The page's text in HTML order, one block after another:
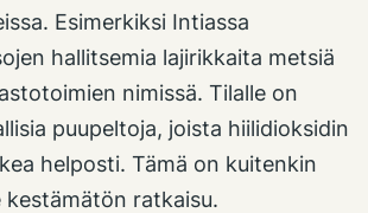
Esimerkiksi Intiassa
hallitsemia lajirikkaita metsiä
nimissä. Tilalle on
puupeltoja, joista hiilidioksidin
helposti. Tämä on kuitenkin
kestämätön ratkaisu.